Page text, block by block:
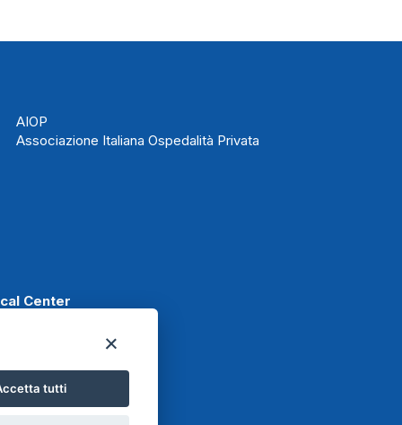
tutti
AIOP
Associazione Italiana Ospedalità Privata
Center